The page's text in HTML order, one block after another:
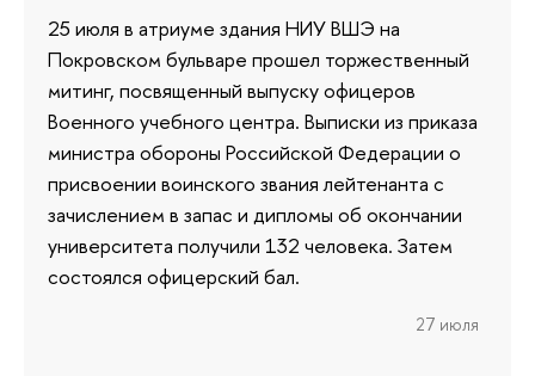
25 июля в атриуме здания НИУ ВШЭ на
Покровском бульваре прошел торжественный
митинг, посвященный выпуску офицеров
Военного учебного центра. Выписки из приказа
министра обороны Российской Федерации о
присвоении воинского звания лейтенанта с
зачислением в запас и дипломы об окончании
университета получили 132 человека. Затем
состоялся офицерский бал.
27 июля